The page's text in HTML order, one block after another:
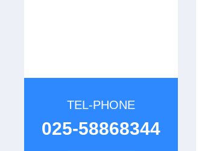
TEL-PHONE
025-58868344